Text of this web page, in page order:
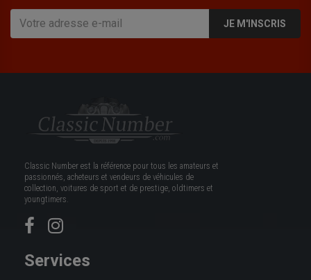
JE M'INSCRIS
Classic Number est la référence pour tous les amateurs et
passionnés, acheteurs et vendeurs de véhicules de
collection, voitures de sport et de prestige, oldtimers et
youngtimers.
Services